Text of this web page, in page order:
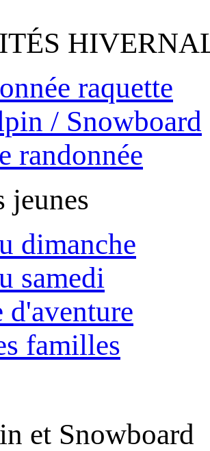
raquette
/ Snowboard
randonnée
jeunes
dimanche
samedi
d'aventure
familles
et Snowboard